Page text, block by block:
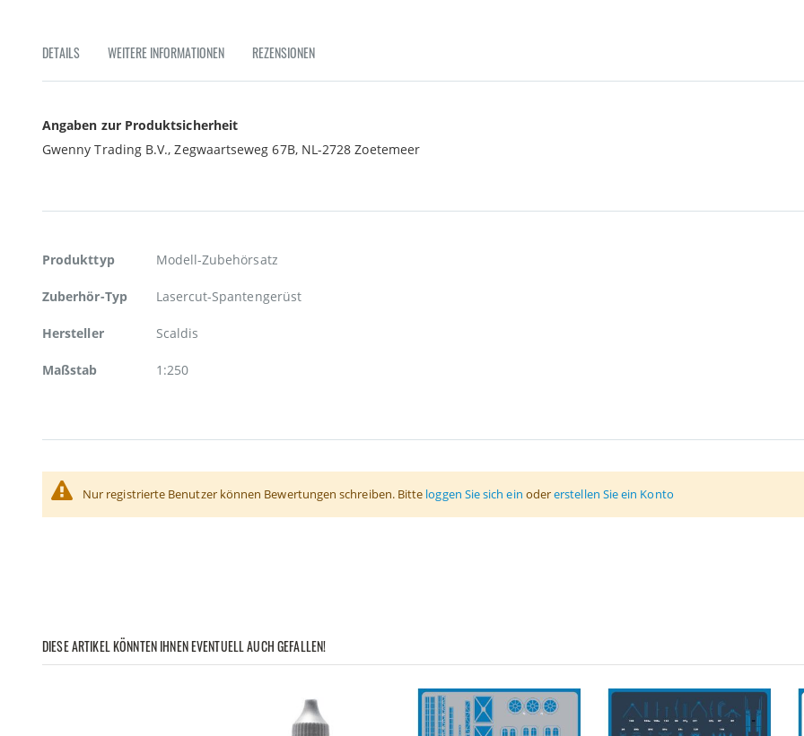
DETAILS WEITERE INFORMATIONEN REZENSIONEN
Angaben zur Produktsicherheit
Gwenny Trading B.V., Zegwaartseweg 67B, NL-2728 Zoetemeer
Weitere
Produkttyp Modell-Zubehörsatz
Zuberhör-Typ Lasercut-Spantengerüst
Hersteller Scaldis
Maßstab 1:250
Nur registrierte Benutzer können Bewertungen schreiben. Bitte loggen Sie sich ein odererstellen Sie ein Konto
DIESE ARTIKEL KÖNNTEN IHNEN EVENTUELL AUCH GEFALLEN!